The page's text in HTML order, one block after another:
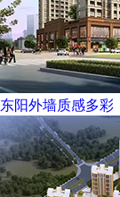
东阳外墙质感多彩